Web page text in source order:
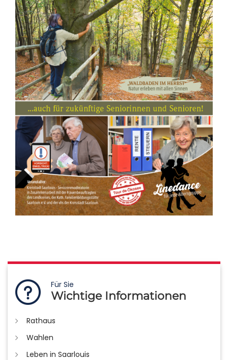
Für Sie
Wichtige Informationen
Rathaus
Wahlen
Leben in Saarlouis